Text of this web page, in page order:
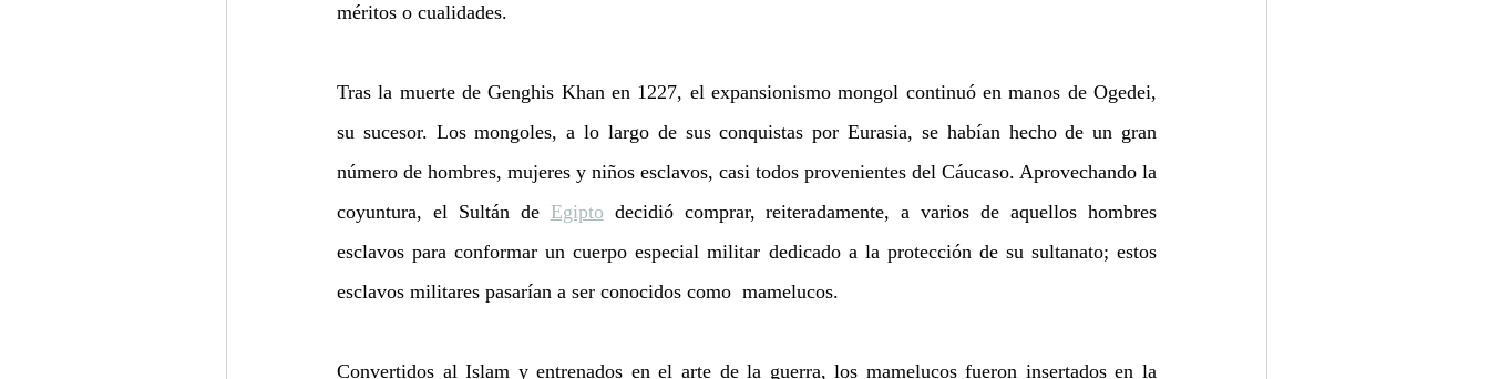
méritos o cualidades.
Tras la muerte de Genghis Khan en 1227, el expansionismo mongol continuó en manos de Ogedei,
su sucesor. Los mongoles, a lo largo de sus conquistas por Eurasia, se habían hecho de un gran
número de hombres, mujeres y niños esclavos, casi todos provenientes del Cáucaso. Aprovechando la
coyuntura, el Sultán de Egipto decidió comprar, reiteradamente, a varios de aquellos hombres
esclavos para conformar un cuerpo especial militar dedicado a la protección de su sultanato; estos
esclavos militares pasarían a ser conocidos como  mamelucos.
Convertidos al Islam y entrenados en el arte de la guerra, los mamelucos fueron insertados en la